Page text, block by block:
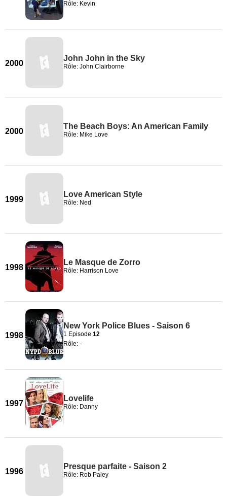
Rôle: Kevin
2000
John John in the Sky
Rôle: John Clairborne
2000
The Beach Boys: An American Family
Rôle: Mike Love
1999
Love American Style
Rôle: Ned
1998
Le Masque de Zorro
Rôle: Harrison Love
1998
New York Police Blues - Saison 6
1 Episode 12
Rôle: -
1997
Lovelife
Rôle: Danny
1996
Presque parfaite - Saison 2
Rôle: Rob Paley